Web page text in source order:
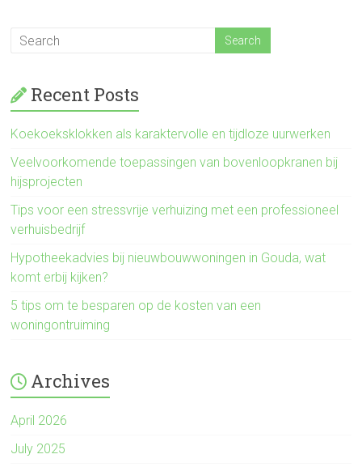
Recent Posts
Koekoeksklokken als karaktervolle en tijdloze uurwerken
Veelvoorkomende toepassingen van bovenloopkranen bij
hijsprojecten
Tips voor een stressvrije verhuizing met een professioneel
verhuisbedrijf
Hypotheekadvies bij nieuwbouwwoningen in Gouda, wat
komt erbij kijken?
5 tips om te besparen op de kosten van een
woningontruiming
Archives
April 2026
July 2025